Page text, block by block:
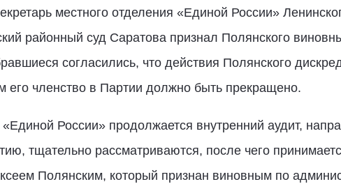
местного отделения «Единой России»
районный суд Саратова признал Полянского
согласились, что действия Полянского
его членство в Партии должно быть прекращено.
России» продолжается внутренний аудит,
тщательно рассматриваются, после чего
Полянским, который признан виновным по